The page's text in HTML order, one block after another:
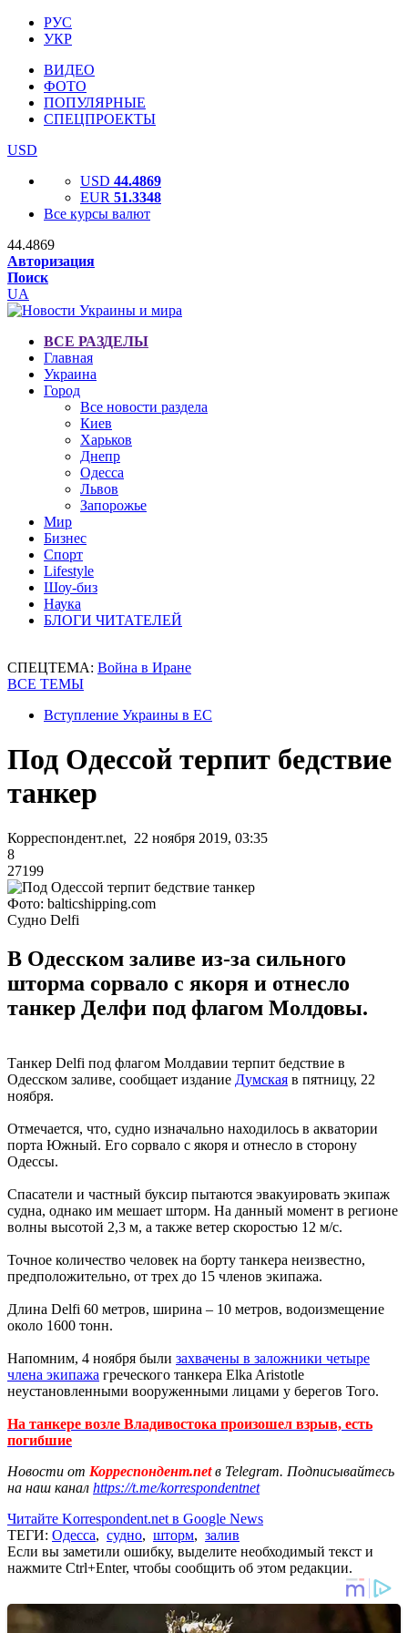
РУС
УКР
ВИДЕО
ФОТО
ПОПУЛЯРНЫЕ
СПЕЦПРОЕКТЫ
USD
USD 44.4869
EUR 51.3348
Все курсы валют
44.4869
Авторизация
Поиск
UA
ВСЕ РАЗДЕЛЫ
Главная
Украина
Город
Все новости раздела
Киев
Харьков
Днепр
Одесса
Львов
Запорожье
Мир
Бизнес
Спорт
Lifestyle
Шоу-биз
Наука
БЛОГИ ЧИТАТЕЛЕЙ
СПЕЦТЕМА: Война в Иране
ВСЕ ТЕМЫ
Вступление Украины в ЕС
Под Одессой терпит бедствие
танкер
Корреспондент.net, 22 ноября 2019, 03:35
8
27199
Фото: balticshipping.com
Судно Delfi
В Одесском заливе из-за сильного
шторма сорвало с якоря и отнесло
танкер Делфи под флагом Молдовы.
Танкер Delfi под флагом Молдавии терпит бедствие в
Одесском заливе, сообщает издание Думская в пятницу, 22
ноября.
Отмечается, что, судно изначально находилось в акватории
порта Южный. Его сорвало с якоря и отнесло в сторону
Одессы.
Спасатели и частный буксир пытаются эвакуировать экипаж
судна, однако им мешает шторм. На данный момент в регионе
волны высотой 2,3 м, а также ветер скоростью 12 м/с.
Точное количество человек на борту танкера неизвестно,
предположительно, от трех до 15 членов экипажа.
Длина Delfi 60 метров, ширина – 10 метров, водоизмещение
около 1600 тонн.
Напомним, 4 ноября были захвачены в заложники четыре
члена экипажа греческого танкера Elka Aristotle
неустановленными вооруженными лицами у берегов Того.
На танкере возле Владивостока произошел взрыв, есть
погибшие
Новости от Корреспондент.netв Telegram. Подписывайтесь
на наш канал https://t.me/korrespondentnet
Читайте Korrespondent.net в Google News
ТЕГИ: Одесса, судно, шторм, залив
Если вы заметили ошибку, выделите необходимый текст и
нажмите Ctrl+Enter, чтобы сообщить об этом редакции.